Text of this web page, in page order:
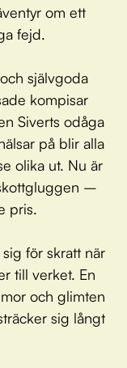
om ett
fejd.
självgoda
kompisar
Siverts odåga
på blir alla
olika ut. Nu är
–
pris.
för skratt när
till verket. En
och glimten
sig långt